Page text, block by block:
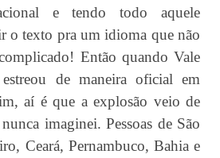
e tendo todo aquele
o texto pra um idioma que não
Então quando Vale
de maneira oficial em
aí é que a explosão veio de
imaginei. Pessoas de São
Ceará, Pernambuco, Bahia e